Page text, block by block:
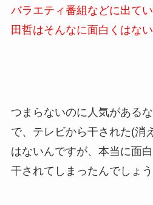
バラエティ番組などに出て
田哲はそんなに面白くはな
つまらないのに人気がある
で、テレビから干された(消
はないんですが、本当に面
干されてしまったんでしょう